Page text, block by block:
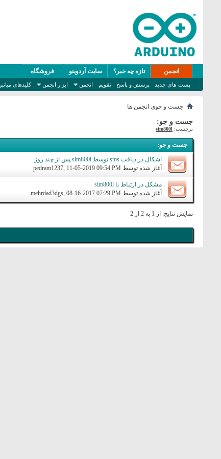
انجمن
پست های جدید پرسش و پاسخ تقویم انجمن ابزار انجمن کلیدهای میانبر
تازه چه خبر؟ سایت آردوینو فروشگاه
جست و جوی انجمن ها
جست و جو:
برچسب: sim800l
جست و جو:
اشکال در دیافت sms توسط sim800l پس از چند روز
آغاز شده توسط
pedram1237 , 11-05-2019 09:54 PM
مشکل در ارتباط با sim800l
آغاز شده توسط
mehrdad3dgs , 08-16-2017 07:29 PM
نمایش نتایج: از 1 به 2 از 2